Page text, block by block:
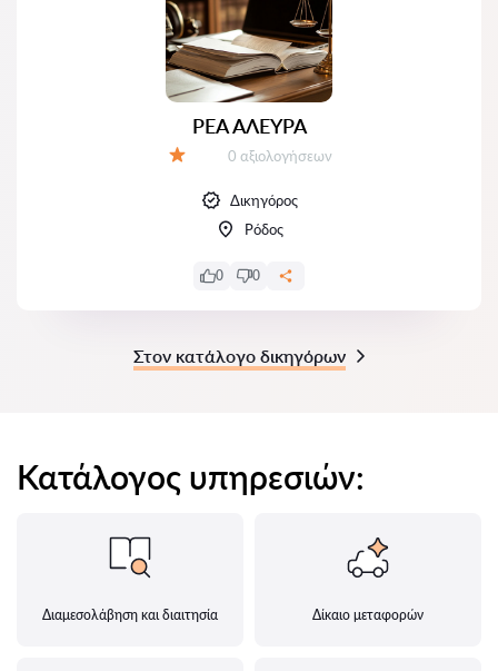
ΡΕΑ ΑΛΕΥΡΑ
Αξιολογήσεις:
0 αξιολογήσεων
Δικηγόρος
Ρόδος
0 0
Στον κατάλογο δικηγόρων
Κατάλογος υπηρεσιών:
Διαμεσολάβηση και διαιτησία Δίκαιο μεταφορών